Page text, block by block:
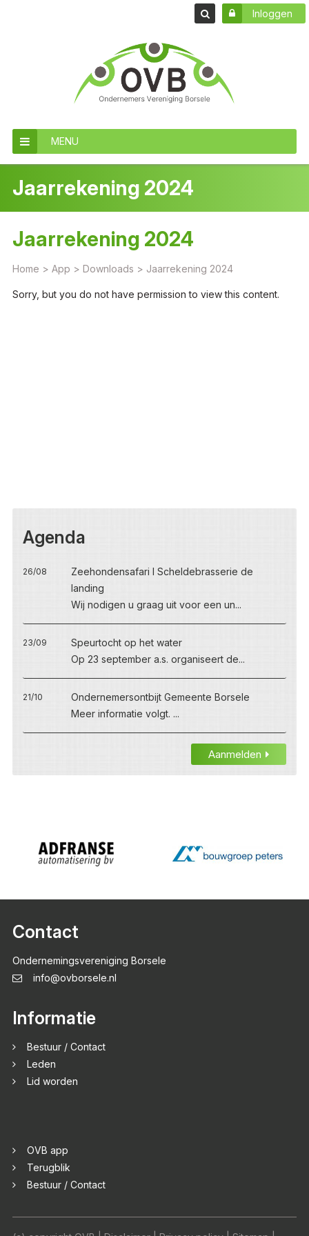
Inloggen
MENU
Jaarrekening 2024
Jaarrekening 2024
Home > App > Downloads > Jaarrekening 2024
Sorry, but you do not have permission to view this content.
Agenda
26/08
Zeehondensafari I Scheldebrasserie de
landing
Wij nodigen u graag uit voor een un...
23/09
Speurtocht op het water
Op 23 september a.s. organiseert de...
21/10
Ondernemersontbijt Gemeente Borsele
Meer informatie volgt. ...
Aanmelden
Contact
Ondernemingsvereniging Borsele
info@ovborsele.nl
Informatie
Bestuur / Contact
Leden
Lid worden
OVB app
Terugblik
Bestuur / Contact